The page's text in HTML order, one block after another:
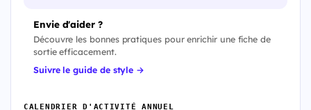
Envie d'aider ?
Découvre les bonnes pratiques pour enrichir une fiche de
sortie efficacement.
Suivre le guide de style →
CALENDRIER D'ACTIVITÉ ANNUEL